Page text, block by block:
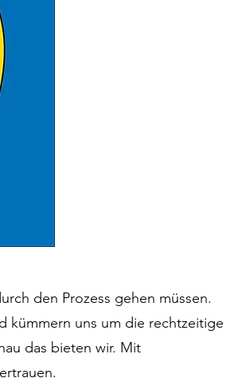
den Prozess gehen müssen.
kümmern uns um die rechtzeitige
das bieten wir. Mit